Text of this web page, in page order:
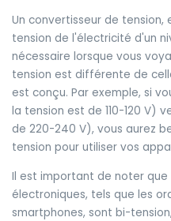
Un convertisseur de
tension de l'électricité d'un
nécessaire lorsque vous
tension est différente de
est conçu. Par exemple, si
la tension est de 110-120 V)
de 220-240 V), vous aurez
tension pour utiliser vos
Il est important de noter que
électroniques, tels que les
smartphones, sont bi-